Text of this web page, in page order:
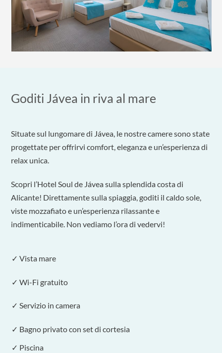
Goditi Jávea in riva al mare
Situate sul lungomare di Jávea, le nostre camere sono state
progettate per offrirvi comfort, eleganza e un’esperienza di
relax unica.
Scopri l’Hotel Soul de Jávea sulla splendida costa di
Alicante! Direttamente sulla spiaggia, goditi il ​​caldo sole,
viste mozzafiato e un’esperienza rilassante e
indimenticabile. Non vediamo l’ora di vedervi!
✓ Vista mare
✓ Wi-Fi gratuito
✓ Servizio in camera
✓ Bagno privato con set di cortesia
✓ Piscina